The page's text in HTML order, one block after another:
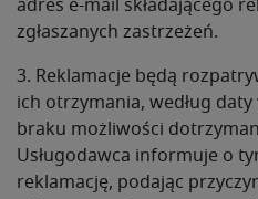
adres e-mail składającego
zgłaszanych zastrzeżeń.
3. Reklamacje będą
ich otrzymania, według daty
braku możliwości
Usługodawca informuje o
reklamację, podając